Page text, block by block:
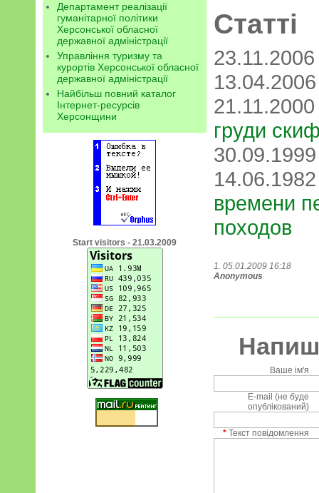
Департамент реалізації
гуманітарної політики
Херсонської обласної
державної адміністрації
Управління туризму та
курортів Херсонської обласної
державної адміністрації
Найбільш повний каталог
Інтернет-ресурсів
Херсонщини
Start visitors - 21.03.2009
Статті
груди
времени
походов
1. 05.01.2009 16:18
Anonymous
Ваше ім'я
E-mail (не буде
опублікований)
* Текст повідомлення